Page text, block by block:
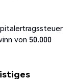
von 50.000